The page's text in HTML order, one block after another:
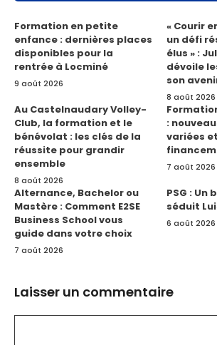
Formation en petite
enfance : dernières places
disponibles pour la
rentrée à Locminé
9 août 2026
« Courir
un défi
élus » :
dévoile
son
8 août 2026
Au Castelnaudary Volley-
Club, la formation et le
bénévolat : les clés de la
réussite pour grandir
ensemble
8 août 2026
:
variées
7 août 2026
Alternance, Bachelor ou
Mastère : Comment E2SE
Business School vous
guide dans votre choix
7 août 2026
PSG :
séduit
6 août 2026
Laisser un commentaire